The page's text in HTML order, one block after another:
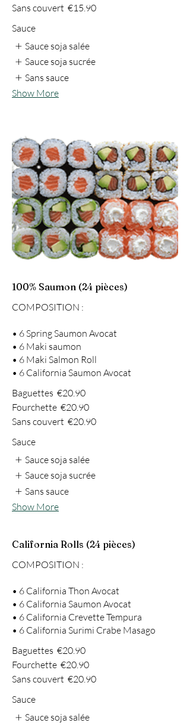
Sans couvert €15.90
Sauce
Sauce soja salée
Sauce soja sucrée
Sans sauce
Show More
100% Saumon (24 pièces)
COMPOSITION :
• 6 Spring Saumon Avocat
• 6 Maki saumon
• 6 Maki Salmon Roll
• 6 California Saumon Avocat
Baguettes €20.90
Fourchette €20.90
Sans couvert €20.90
Sauce
Sauce soja salée
Sauce soja sucrée
Sans sauce
Show More
California Rolls (24 pièces)
COMPOSITION :
• 6 California Thon Avocat
• 6 California Saumon Avocat
• 6 California Crevette Tempura
• 6 California Surimi Crabe Masago
Baguettes €20.90
Fourchette €20.90
Sans couvert €20.90
Sauce
Sauce soja salée